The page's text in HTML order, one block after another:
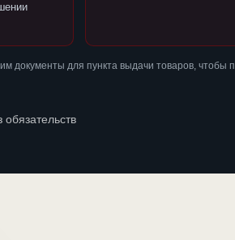
документы для пункта выдачи товаров,
обязательств